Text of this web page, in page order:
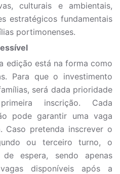
culturais e ambientais,
estratégicos fundamentais
portimonenses.
edição está na forma como
Para que o investimento
será dada prioridade
inscrição. Cada
pode garantir uma vaga
Caso pretenda inscrever o
ou terceiro turno, o
espera, sendo apenas
disponíveis após a